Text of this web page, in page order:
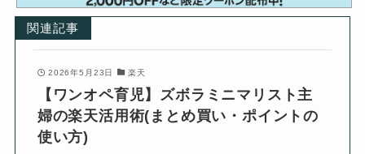
関連記事
2026年5月23日 楽天
【ワンオペ育児】ズボラミニマリスト主
婦の楽天活用術(まとめ買い・ポイントの
使い方)